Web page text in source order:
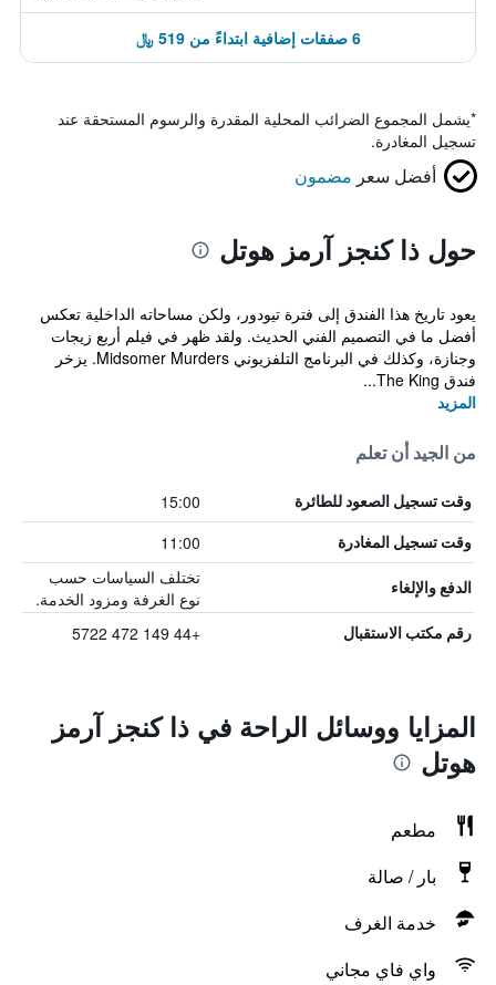
6 صفقات إضافية ابتداءً من 519 ﷼
*يشمل المجموع الضرائب المحلية المقدرة والرسوم المستحقة عند
تسجيل المغادرة.
أفضل سعر مضمون
حول ذا كنجز آرمز هوتل
يعود تاريخ هذا الفندق إلى فترة تيودور، ولكن مساحاته الداخلية تعكس
أفضل ما في التصميم الفني الحديث. ولقد ظهر في فيلم أربع زيجات
وجنازة، وكذلك في البرنامج التلفزيوني Midsomer Murders. يزخر
فندق The King...
المزيد
من الجيد أن تعلم
وقت تسجيل الصعود للطائرة 15:00
وقت تسجيل المغادرة 11:00
الدفع والإلغاء
تختلف السياسات حسب
نوع الغرفة ومزود الخدمة.
رقم مكتب الاستقبال +44 149 472 5722
المزايا ووسائل الراحة في ذا كنجز آرمز
هوتل
مطعم
بار / صالة
خدمة الغرف
واي فاي مجاني